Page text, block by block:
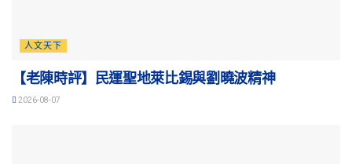
人文天下
【老陳時評】民運聖地萊比錫與劉曉波精神
2026-08-07